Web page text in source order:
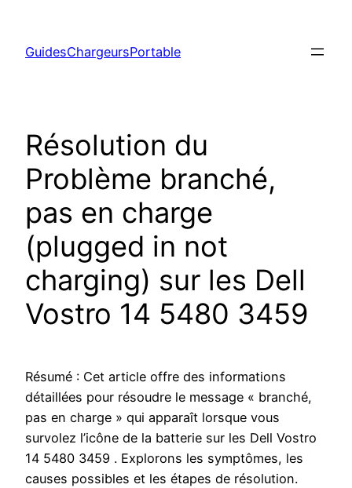
contenu
GuidesChargeursPortable
Résolution du
Problème branché,
pas en charge
(plugged in not
charging) sur les Dell
Vostro 14 5480 3459
Résumé : Cet article offre des informations
détaillées pour résoudre le message « branché,
pas en charge » qui apparaît lorsque vous
survolez l’icône de la batterie sur les Dell Vostro
14 5480 3459 . Explorons les symptômes, les
causes possibles et les étapes de résolution.